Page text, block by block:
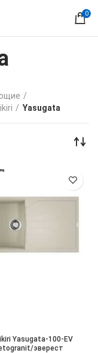
0
Yasugata
Yasugata-100-EV
эверест